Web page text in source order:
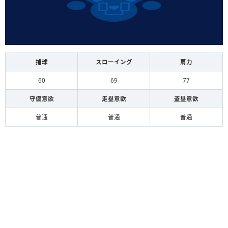
捕球 スローイング 肩力
60 69 77
守備意欲 走塁意欲 盗塁意欲
普通 普通 普通